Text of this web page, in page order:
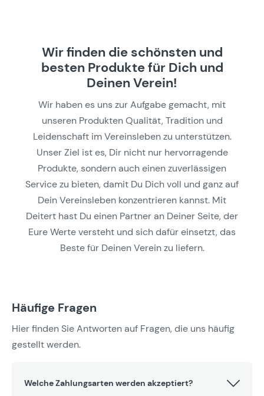
Wir finden die schönsten und
besten Produkte für Dich und
Deinen Verein!
Wir haben es uns zur Aufgabe gemacht, mit
unseren Produkten Qualität, Tradition und
Leidenschaft im Vereinsleben zu unterstützen.
Unser Ziel ist es, Dir nicht nur hervorragende
Produkte, sondern auch einen zuverlässigen
Service zu bieten, damit Du Dich voll und ganz auf
Dein Vereinsleben konzentrieren kannst. Mit
Deitert hast Du einen Partner an Deiner Seite, der
Eure Werte versteht und sich dafür einsetzt, das
Beste für Deinen Verein zu liefern.
Häufige Fragen
Hier finden Sie Antworten auf Fragen, die uns häufig
gestellt werden.
Welche Zahlungsarten werden akzeptiert?